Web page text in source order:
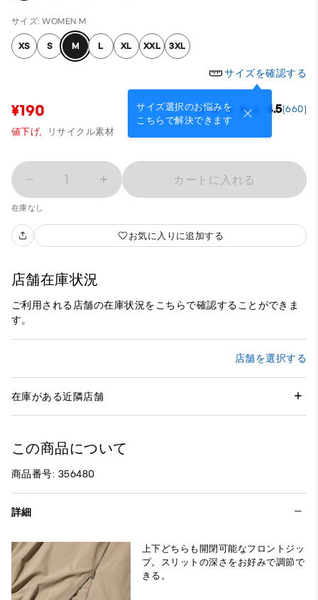
サイズ: WOMEN M
XS S M L XL XXL 3XL
サイズを確認する
サイズ選択のお悩みを
こちらで解決できます
¥190 4.5(660)
値下げ, リサイクル素材
1 カートに入れる
在庫なし
お気に入りに追加する
店舗在庫状況
ご利用される店舗の在庫状況をこちらで確認することができま
す。
店舗を選択する
在庫がある近隣店舗
この商品について
商品番号: 356480
詳細
上下どちらも開閉可能なフロントジッ
プ。スリットの深さをお好みで調節で
きる。